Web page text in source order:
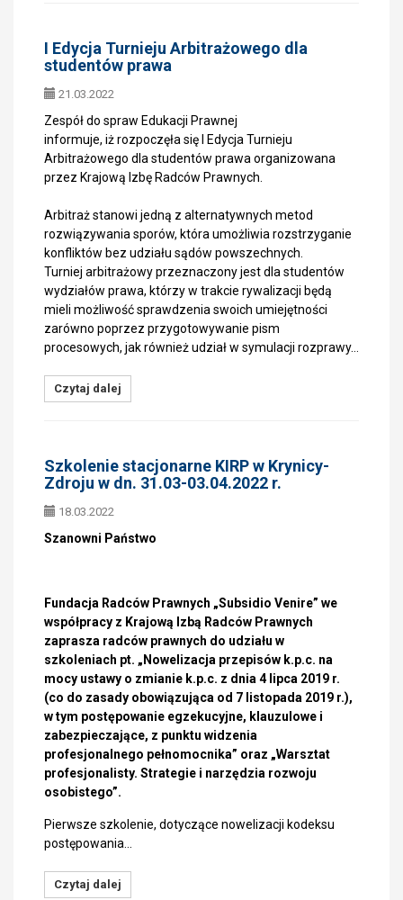
I Edycja Turnieju Arbitrażowego dla
studentów prawa
21.03.2022
Zespół do spraw Edukacji Prawnej
informuje, iż rozpoczęła się I Edycja Turnieju
Arbitrażowego dla studentów prawa organizowana
przez Krajową Izbę Radców Prawnych.
Arbitraż stanowi jedną z alternatywnych metod
rozwiązywania sporów, która umożliwia rozstrzyganie
konfliktów bez udziału sądów powszechnych.
Turniej arbitrażowy przeznaczony jest dla studentów
wydziałów prawa, którzy w trakcie rywalizacji będą
mieli możliwość sprawdzenia swoich umiejętności
zarówno poprzez przygotowywanie pism
procesowych, jak również udział w symulacji rozprawy…
Czytaj dalej
Szkolenie stacjonarne KIRP w Krynicy-
Zdroju w dn. 31.03-03.04.2022 r.
18.03.2022
Szanowni Państwo
Fundacja Radców Prawnych „Subsidio Venire” we
współpracy z Krajową Izbą Radców Prawnych
zaprasza radców prawnych do udziału w
szkoleniach pt. „Nowelizacja przepisów k.p.c. na
mocy ustawy o zmianie k.p.c. z dnia 4 lipca 2019 r.
(co do zasady obowiązująca od 7 listopada 2019 r.),
w tym postępowanie egzekucyjne, klauzulowe i
zabezpieczające, z punktu widzenia
profesjonalnego pełnomocnika” oraz „Warsztat
profesjonalisty. Strategie i narzędzia rozwoju
osobistego”.
Pierwsze szkolenie, dotyczące nowelizacji kodeksu
postępowania…
Czytaj dalej